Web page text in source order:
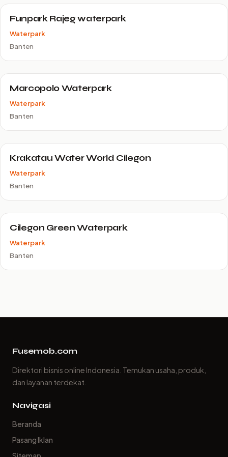
Funpark Rajeg waterpark
Waterpark
Banten
Marcopolo Waterpark
Waterpark
Banten
Krakatau Water World Cilegon
Waterpark
Banten
Cilegon Green Waterpark
Waterpark
Banten
Fusemob.com
Direktori bisnis online Indonesia. Temukan usaha, produk,
dan layanan terdekat.
Navigasi
Beranda
Pasang Iklan